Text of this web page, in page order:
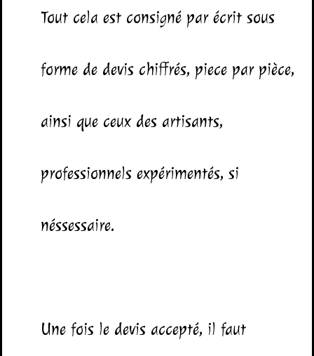
Tout cela est consigné par écrit sous
forme de devis chiffrés, piece par pièce,
ainsi que ceux des artisants,
professionnels expérimentés, si
néssessaire.
Une fois le devis accepté, il faut